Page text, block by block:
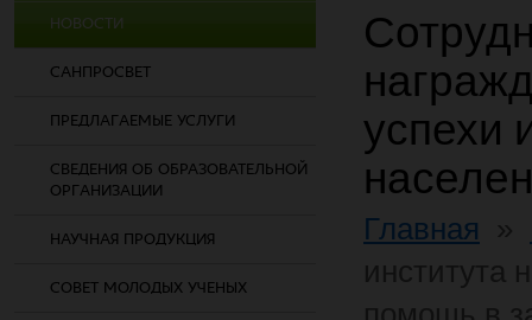
НОВОСТИ
САНПРОСВЕТ
ПРЕДЛАГАЕМЫЕ УСЛУГИ
СВЕДЕНИЯ ОБ ОБРАЗОВАТЕЛЬНОЙ
ОРГАНИЗАЦИИ
НАУЧНАЯ ПРОДУКЦИЯ
СОВЕТ МОЛОДЫХ УЧЕНЫХ
успехи
Главная